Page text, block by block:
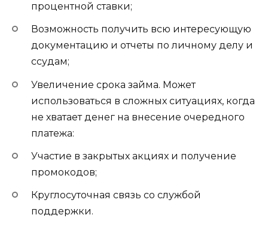
процентной ставки;
Возможность получить всю интересующую
документацию и отчеты по личному делу и
ссудам;
Увеличение срока займа. Может
использоваться в сложных ситуациях, когда
не хватает денег на внесение очередного
платежа:
Участие в закрытых акциях и получение
промокодов;
Круглосуточная связь со службой
поддержки.